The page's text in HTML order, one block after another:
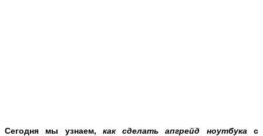
Сегодня мы узнаем, как сделать апгрейд ноутбука с